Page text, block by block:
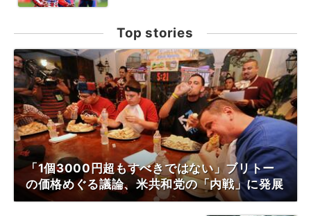
Top stories
「1個3000円超もすべきではない」ブリトー
の価格めぐる議論、米共和党の「内戦」に発展